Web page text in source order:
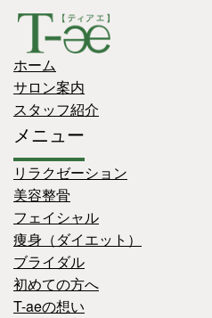
ホーム
サロン案内
スタッフ紹介
メニュー
リラクゼーション
美容整骨
フェイシャル
痩身（ダイエット）
ブライダル
初めての方へ
T-aeの想い